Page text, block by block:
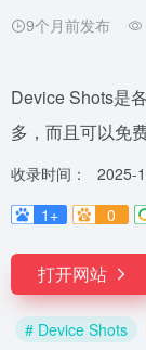
9个月前发布
Device Shots是
多，而且可以免
收录时间：
2025-
1+
0
打开网站
# Device Shots